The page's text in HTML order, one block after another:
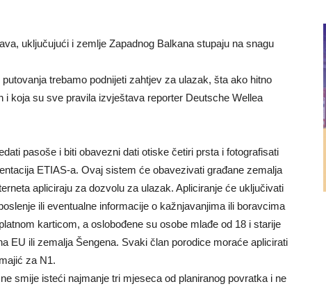
uključujući i zemlje Zapadnog Balkana stupaju na snagu
trebamo podnijeti zahtjev za ulazak, šta ako hitno
i koja su sve pravila izvještava reporter Deutsche Wellea
pasoše i biti obavezni dati otiske četiri prsta i fotografisati
ETIAS-a. Ovaj sistem će obavezivati građane zemalja
apliciraju za dozvolu za ulazak. Apliciranje će uključivati
ili eventualne informacije o kažnjavanjima ili boravcima
karticom, a oslobođene su osobe mlađe od 18 i starije
EU ili zemalja Šengena. Svaki član porodice moraće aplicirati
za N1.
smije isteći najmanje tri mjeseca od planiranog povratka i ne